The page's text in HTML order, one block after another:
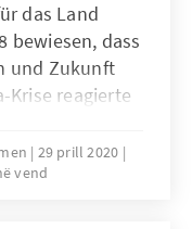
das Land
bewiesen, dass
und Zukunft
Krise reagierte
zum 21. April
also
29 prill 2020
vend